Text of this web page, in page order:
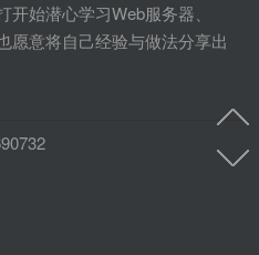
始潜心学习Web服务器、
愿意将自己经验与做法分享出